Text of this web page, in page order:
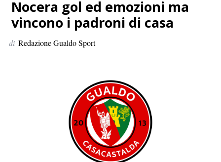
e
r
:
Nocera gol ed emozioni ma
vincono i padroni di casa
di Redazione Gualdo Sport